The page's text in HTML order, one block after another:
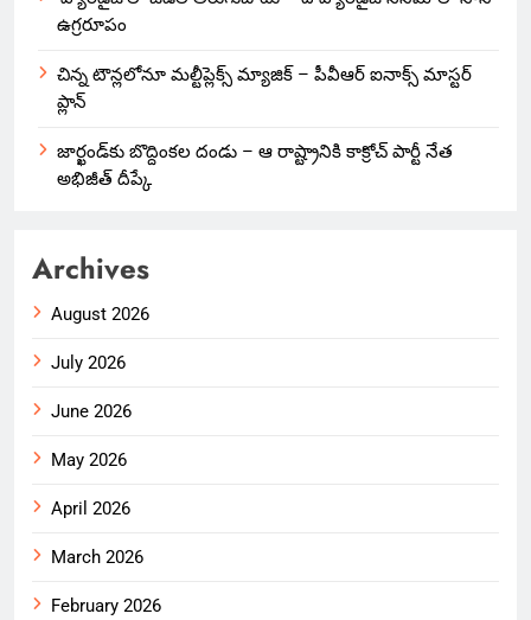
ఉగ్రరూపం
చిన్న టౌన్లలోనూ మల్టీప్లెక్స్‌ మ్యాజిక్ – పీవీఆర్ ఐనాక్స్ మాస్టర్
ప్లాన్
జార్ఖండ్‌కు బొద్దింకల దండు – ఆ రాష్ట్రానికి కాక్రోచ్ పార్టీ నేత
అభిజీత్ దీప్కే
Archives
August 2026
July 2026
June 2026
May 2026
April 2026
March 2026
February 2026